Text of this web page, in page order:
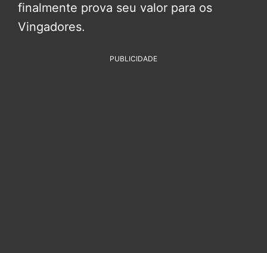
finalmente prova seu valor para os
Vingadores.
PUBLICIDADE